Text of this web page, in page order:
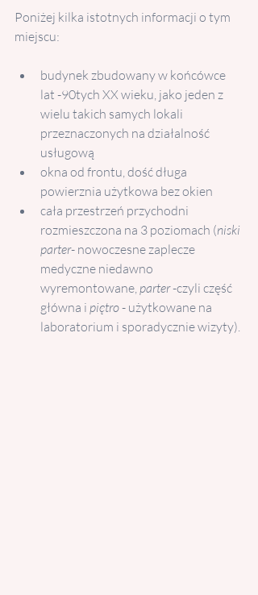
Poniżej kilka istotnych informacji o tym
miejscu:
budynek zbudowany w końcówce
lat -90tych XX wieku, jako jeden z
wielu takich samych lokali
przeznaczonych na działalność
usługową
okna od frontu, dość długa
powierznia użytkowa bez okien
cała przestrzeń przychodni
rozmieszczona na 3 poziomach (niski
parter- nowoczesne zaplecze
medyczne niedawno
wyremontowane, parter -czyli część
główna i piętro - użytkowane na
laboratorium i sporadycznie wizyty).